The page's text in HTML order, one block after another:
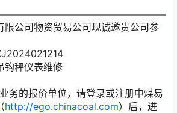
限公司物资贸易公司现诚邀贵公司参
钩秤仪表维修
业务的报价单位，请登录或注册中煤易
http://ego.chinacoal.com）后，进